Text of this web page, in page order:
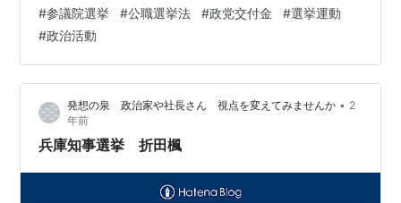
んよ。 議会の定数は覚えなくていい 日本には衆議院と参
議院の2つの議会があります。これは日本国憲法第42条で
定められています。 第四十二条 国会は、衆議院及び参議
院の両議院でこれを構成する。 日本国憲法「第四章 国
会」 一方、各議院の定数は憲法ではなく「公職選挙法」
によって定められています。現在（…
#参議院選挙 #公職選挙法 #政党交付金 #選挙運動
#政治活動
発想の泉 政治家や社長さん 視点を変えてみませんか • 2
年前
兵庫知事選挙 折田楓